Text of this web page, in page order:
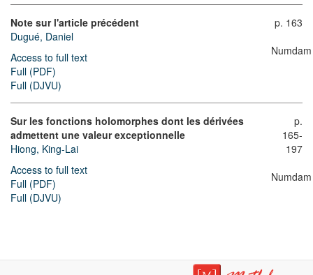
Note sur l'article précédent
Dugué, Daniel
Access to full text
Full (PDF)
Full (DJVU)
p. 163
Numdam
Sur les fonctions holomorphes dont les dérivées
admettent une valeur exceptionnelle
Hiong, King-Lai
Access to full text
Full (PDF)
Full (DJVU)
p.
165-
197
Numdam